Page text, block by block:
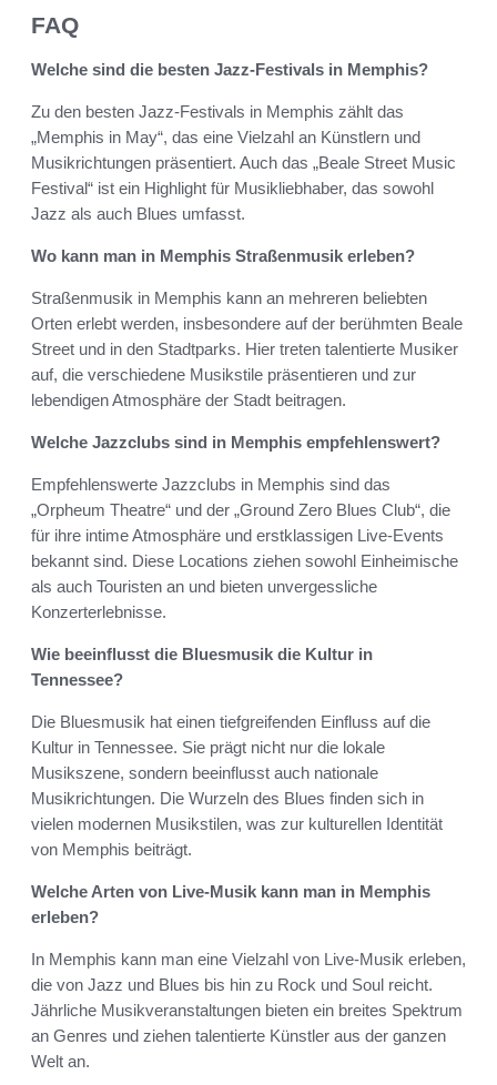
FAQ
Welche sind die besten Jazz-Festivals in Memphis?
Zu den besten Jazz-Festivals in Memphis zählt das
„Memphis in May“, das eine Vielzahl an Künstlern und
Musikrichtungen präsentiert. Auch das „Beale Street Music
Festival“ ist ein Highlight für Musikliebhaber, das sowohl
Jazz als auch Blues umfasst.
Wo kann man in Memphis Straßenmusik erleben?
Straßenmusik in Memphis kann an mehreren beliebten
Orten erlebt werden, insbesondere auf der berühmten Beale
Street und in den Stadtparks. Hier treten talentierte Musiker
auf, die verschiedene Musikstile präsentieren und zur
lebendigen Atmosphäre der Stadt beitragen.
Welche Jazzclubs sind in Memphis empfehlenswert?
Empfehlenswerte Jazzclubs in Memphis sind das
„Orpheum Theatre“ und der „Ground Zero Blues Club“, die
für ihre intime Atmosphäre und erstklassigen Live-Events
bekannt sind. Diese Locations ziehen sowohl Einheimische
als auch Touristen an und bieten unvergessliche
Konzerterlebnisse.
Wie beeinflusst die Bluesmusik die Kultur in
Tennessee?
Die Bluesmusik hat einen tiefgreifenden Einfluss auf die
Kultur in Tennessee. Sie prägt nicht nur die lokale
Musikszene, sondern beeinflusst auch nationale
Musikrichtungen. Die Wurzeln des Blues finden sich in
vielen modernen Musikstilen, was zur kulturellen Identität
von Memphis beiträgt.
Welche Arten von Live-Musik kann man in Memphis
erleben?
In Memphis kann man eine Vielzahl von Live-Musik erleben,
die von Jazz und Blues bis hin zu Rock und Soul reicht.
Jährliche Musikveranstaltungen bieten ein breites Spektrum
an Genres und ziehen talentierte Künstler aus der ganzen
Welt an.